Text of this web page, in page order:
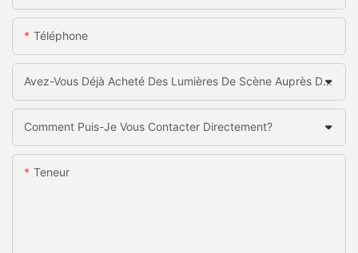
Téléphone
Avez-Vous Déjà Acheté Des Lumières De Scène Auprès De La Chine?
Comment Puis-Je Vous Contacter Directement?
Teneur